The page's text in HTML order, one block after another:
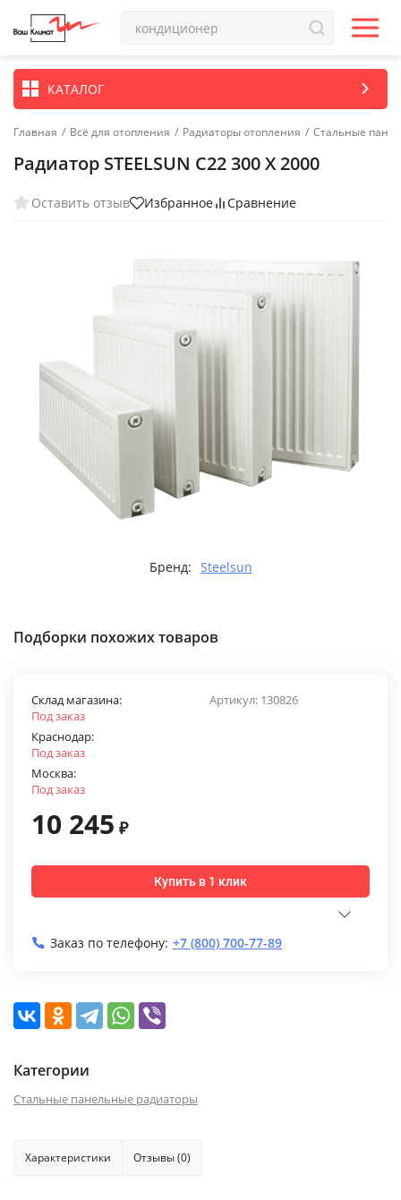
КАТАЛОГ
Главная / Всё для отопления / Радиаторы отопления / Стальные
Радиатор STEELSUN С22 300 X 2000
Оставить отзыв Избранное Сравнение
Бренд: Steelsun
Подборки похожих товаров
Артикул: 130826
Склад магазина:
Под заказ
Краснодар:
Под заказ
Москва:
Под заказ
10 245 ₽
Купить в 1 клик
Заказ по телефону: +7 (800) 700-77-89
Категории
Стальные панельные радиаторы
Характеристики Отзывы (0)